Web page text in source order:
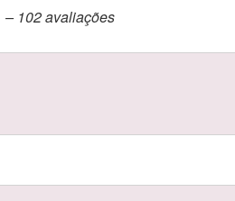
– 102avaliações